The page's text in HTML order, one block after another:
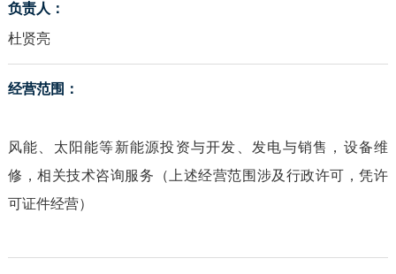
负责人：
杜贤亮
经营范围：
风能、太阳能等新能源投资与开发、发电与销售，设备维
修，相关技术咨询服务（上述经营范围涉及行政许可，凭许
可证件经营）